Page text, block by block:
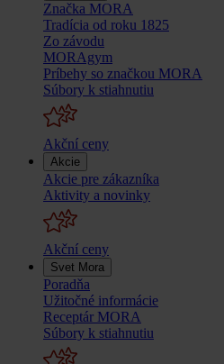
Značka MORA
Tradícia od roku 1825
Zo závodu
MORAgym
Príbehy so značkou MORA
Súbory k stiahnutiu
Akční ceny
Akcie
Akcie pre zákazníka
Aktivity a novinky
Akční ceny
Svet Mora
Poradňa
Užitočné informácie
Receptár MORA
Súbory k stiahnutiu